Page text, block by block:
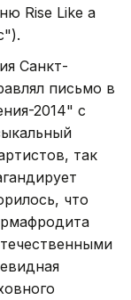
Rise Like a
Санкт-
письмо в
2014" с
так
что